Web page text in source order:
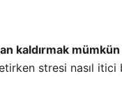
kaldırmak
stresi nasıl